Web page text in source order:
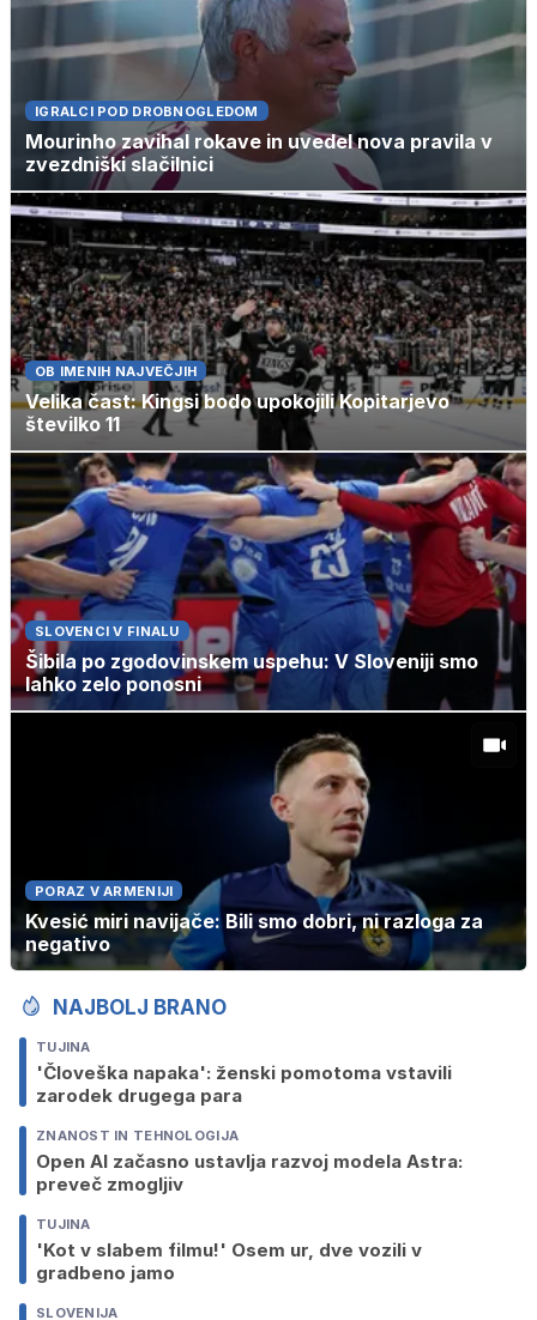
IGRALCI POD DROBNOGLEDOM
Mourinho zavihal rokave in uvedel nova pravila v
zvezdniški slačilnici
OB IMENIH NAJVEČJIH
Velika čast: Kingsi bodo upokojili Kopitarjevo
številko 11
SLOVENCI V FINALU
Šibila po zgodovinskem uspehu: V Sloveniji smo
lahko zelo ponosni
PORAZ V ARMENIJI
Kvesić miri navijače: Bili smo dobri, ni razloga za
negativo
NAJBOLJ BRANO
TUJINA
'Človeška napaka': ženski pomotoma vstavili
zarodek drugega para
ZNANOST IN TEHNOLOGIJA
Open AI začasno ustavlja razvoj modela Astra:
preveč zmogljiv
TUJINA
'Kot v slabem filmu!' Osem ur, dve vozili v
gradbeno jamo
SLOVENIJA